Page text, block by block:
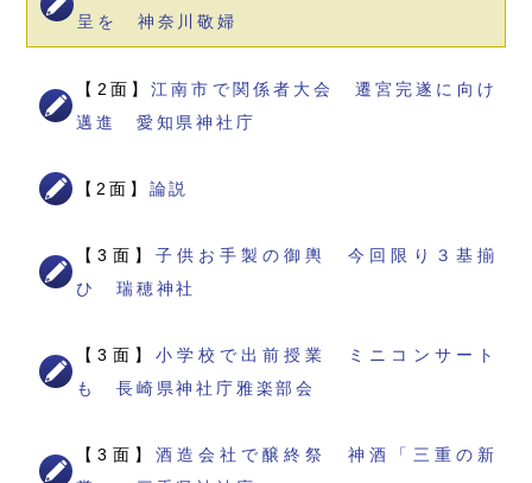
呈を 神奈川敬婦
【2面】江南市で関係者大会 遷宮完遂に向け
邁進 愛知県神社庁
【2面】 論説
【3面】 子供お手製の御輿 今回限り３基揃
ひ 瑞穂神社
【3面】 小学校で出前授業 ミニコンサート
も 長崎県神社庁雅楽部会
【3面】 酒造会社で醸終祭 神酒「三重の新